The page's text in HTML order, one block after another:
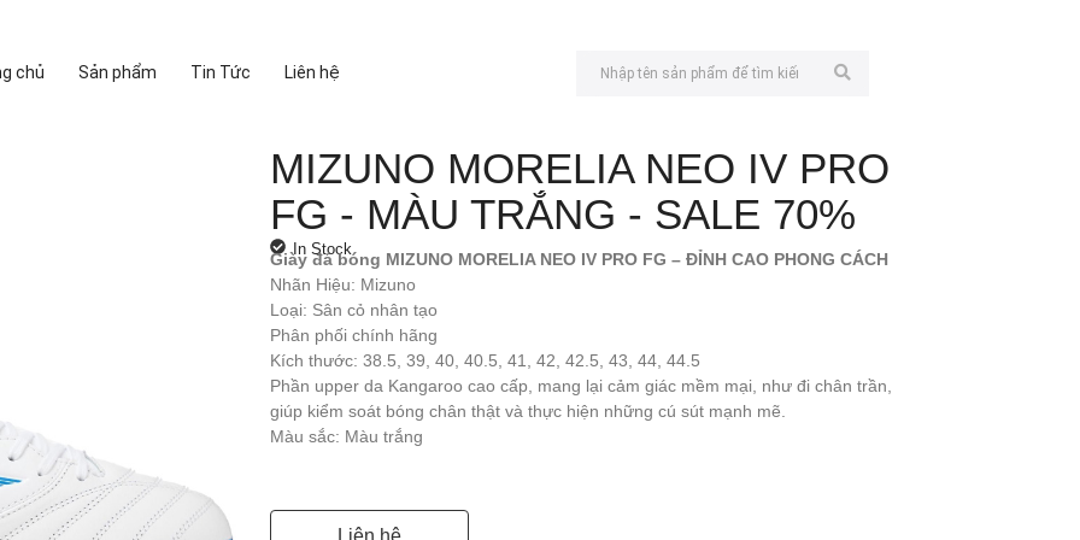
chủ Sản phẩm Tin Tức Liên hệ
MIZUNO MORELIA NEO IV PRO
FG - MÀU TRẮNG - SALE 70%
In Stock
Giày đá bóng MIZUNO MORELIA NEO IV PRO FG – ĐỈNH CAO PHONG CÁCH
Nhãn Hiệu: Mizuno
Loại: Sân cỏ nhân tạo
Phân phối chính hãng
Kích thước: 38.5, 39, 40, 40.5, 41, 42, 42.5, 43, 44, 44.5
Phần upper da Kangaroo cao cấp, mang lại cảm giác mềm mại, như đi chân trần,
giúp kiểm soát bóng chân thật và thực hiện những cú sút mạnh mẽ.
Màu sắc: Màu trắng
Liên hệ